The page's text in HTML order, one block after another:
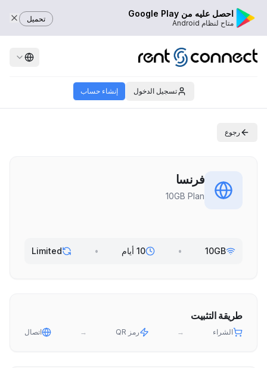
احصل عليه من Google Play
متاح لنظام Android تحميل
تسجيل الدخول إنشاء حساب
رجوع
فرنسا
10GB Plan
10GB
• 10 أيام •
Limited
طريقة التثبيت
الشراء → رمز QR → اتصال